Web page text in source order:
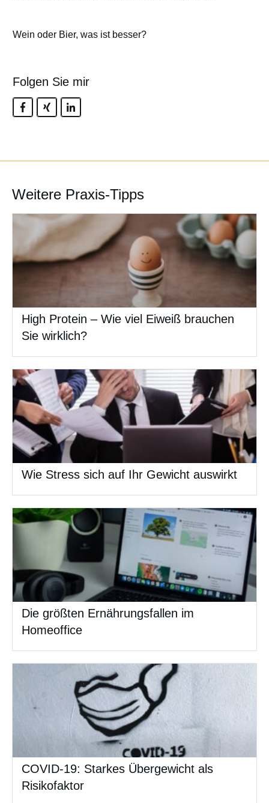
Wein oder Bier, was ist besser?
Folgen Sie mir
Weitere Praxis-Tipps
High Protein – Wie viel Eiweiß brauchen
Sie wirklich?
Wie Stress sich auf Ihr Gewicht auswirkt
Die größten Ernährungsfallen im
Homeoffice
COVID-19: Starkes Übergewicht als
Risikofaktor